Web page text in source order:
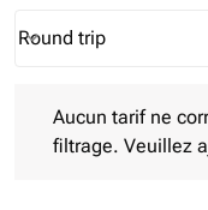
Journey Types option
Round trip
keyboard_arrow_down
Aucun tarif ne
filtrage. Veuillez